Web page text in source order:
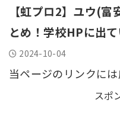
【虹プロ2】ユウ(
とめ！学校HPに出て
2024-10-04
当ページのリンクには
スポ